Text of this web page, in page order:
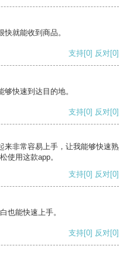
就能收到商品。
支持[0] 反对[0]
快速到达目的地。
支持[0] 反对[0]
来非常容易上手，让我能够快速熟
使用这款app。
支持[0] 反对[0]
也能快速上手。
支持[0] 反对[0]